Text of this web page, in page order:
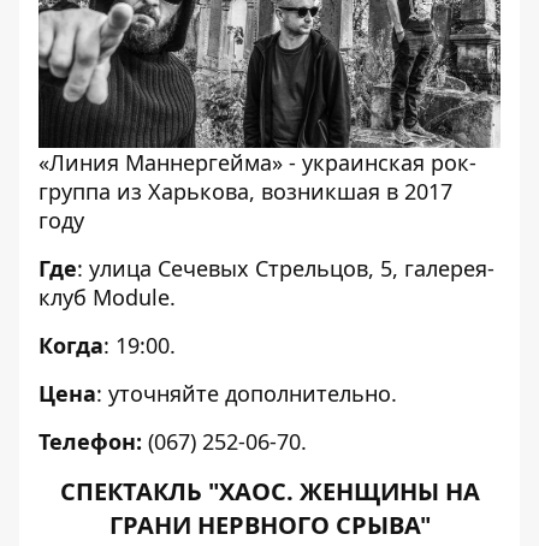
«Линия Маннергейма» - украинская рок-
группа из Харькова, возникшая в 2017
году
Где: улица Сечевых Стрельцов, 5, галерея-
клуб Module.
Когда: 19:00.
Цена: уточняйте дополнительно.
Телефон: (067) 252-06-70.
СПЕКТАКЛЬ "ХАОС. ЖЕНЩИНЫ НА
ГРАНИ НЕРВНОГО СРЫВА"